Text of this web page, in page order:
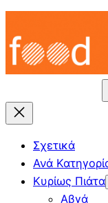
Skip
content
Σχετικά
Ανά
Κυρίως Πιάτα
Αβγά